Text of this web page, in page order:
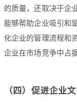
的质量，还取决于企
能够帮助企业吸引和
化企业的管理流程和
企业在市场竞争中占
（四）促进企业